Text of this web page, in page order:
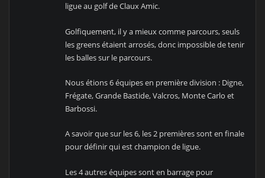
ligue au golf de Claux Amic.
Golfiquement, il y a mieux comme parcours, seuls
les greens étaient arrosés, donc impossible de tenir
les balles sur le parcours.
Nous étions 6 équipes en première division : Digne,
Frégate, Grande Bastide, Valcros, Monte Carlo et
Barbossi.
A savoir que sur les 6, les 2 premières sont en finale
pour définir qui est champion de ligue.
Les 4 autres équipes sont en barrage pour